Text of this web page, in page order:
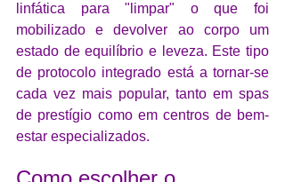
linfática para "limpar" o que foi
mobilizado e devolver ao corpo um
estado de equilíbrio e leveza. Este tipo
de protocolo integrado está a tornar-se
cada vez mais popular, tanto em spas
de prestígio como em centros de bem-
estar especializados.